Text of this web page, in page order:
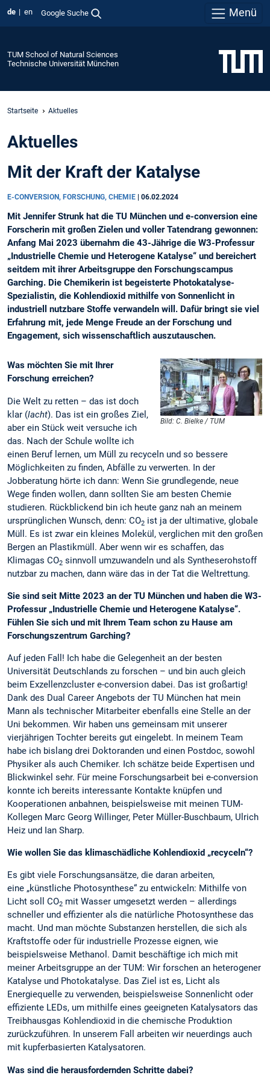
de en Google Suche Menü
TUM School of Natural Sciences
Technische Universität München
Startseite Aktuelles
Aktuelles
Mit der Kraft der Katalyse
E-CONVERSION, FORSCHUNG, CHEMIE 06.02.2024
Mit Jennifer Strunk hat die TU München und e-conversion eine
Forscherin mit großen Zielen und voller Tatendrang gewonnen:
Anfang Mai 2023 übernahm die 43-Jährige die W3-Professur
„Industrielle Chemie und Heterogene Katalyse“ und bereichert
seitdem mit ihrer Arbeitsgruppe den Forschungscampus
Garching. Die Chemikerin ist begeisterte Photokatalyse-
Spezialistin, die Kohlendioxid mithilfe von Sonnenlicht in
industriell nutzbare Stoffe verwandeln will. Dafür bringt sie viel
Erfahrung mit, jede Menge Freude an der Forschung und
Engagement, sich wissenschaftlich auszutauschen.
Bild: C. Bielke / TUM
Was möchten Sie mit Ihrer
Forschung erreichen?
Die Welt zu retten – das ist doch
klar (lacht). Das ist ein großes Ziel,
aber ein Stück weit versuche ich
das. Nach der Schule wollte ich
einen Beruf lernen, um Müll zu recyceln und so bessere
Möglichkeiten zu finden, Abfälle zu verwerten. In der
Jobberatung hörte ich dann: Wenn Sie grundlegende, neue
Wege finden wollen, dann sollten Sie am besten Chemie
studieren. Rückblickend bin ich heute ganz nah an meinem
ursprünglichen Wunsch, denn: CO2 ist ja der ultimative, globale
Müll. Es ist zwar ein kleines Molekül, verglichen mit den großen
Bergen an Plastikmüll. Aber wenn wir es schaffen, das
Klimagas CO2 sinnvoll umzuwandeln und als Syntheserohstoff
nutzbar zu machen, dann wäre das in der Tat die Weltrettung.
Sie sind seit Mitte 2023 an der TU München und haben die W3-
Professur „Industrielle Chemie und Heterogene Katalyse“.
Fühlen Sie sich und mit Ihrem Team schon zu Hause am
Forschungszentrum Garching?
Auf jeden Fall! Ich habe die Gelegenheit an der besten
Universität Deutschlands zu forschen – und bin auch gleich
beim Exzellenzcluster e-conversion dabei. Das ist großartig!
Dank des Dual Career Angebots der TU München hat mein
Mann als technischer Mitarbeiter ebenfalls eine Stelle an der
Uni bekommen. Wir haben uns gemeinsam mit unserer
vierjährigen Tochter bereits gut eingelebt. In meinem Team
habe ich bislang drei Doktoranden und einen Postdoc, sowohl
Physiker als auch Chemiker. Ich schätze beide Expertisen und
Blickwinkel sehr. Für meine Forschungsarbeit bei e-conversion
konnte ich bereits interessante Kontakte knüpfen und
Kooperationen anbahnen, beispielsweise mit meinen TUM-
Kollegen Marc Georg Willinger, Peter Müller-Buschbaum, Ulrich
Heiz und Ian Sharp.
Wie wollen Sie das klimaschädliche Kohlendioxid „recyceln“?
Es gibt viele Forschungsansätze, die daran arbeiten,
eine „künstliche Photosynthese“ zu entwickeln: Mithilfe von
Licht soll CO2 mit Wasser umgesetzt werden – allerdings
schneller und effizienter als die natürliche Photosynthese das
macht. Und man möchte Substanzen herstellen, die sich als
Kraftstoffe oder für industrielle Prozesse eignen, wie
beispielsweise Methanol. Damit beschäftige ich mich mit
meiner Arbeitsgruppe an der TUM: Wir forschen an heterogener
Katalyse und Photokatalyse. Das Ziel ist es, Licht als
Energiequelle zu verwenden, beispielsweise Sonnenlicht oder
effiziente LEDs, um mithilfe eines geeigneten Katalysators das
Treibhausgas Kohlendioxid in die chemische Produktion
zurückzuführen. In unserem Fall arbeiten wir neuerdings auch
mit kupferbasierten Katalysatoren.
Was sind die herausfordernden Schritte dabei?